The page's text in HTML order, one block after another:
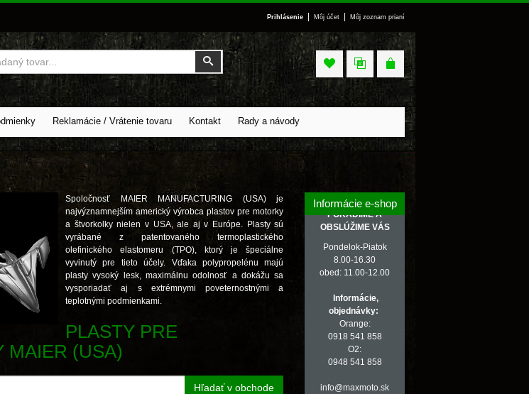
Prihlásenie Môj účet Môj zoznam prianí
Vyhľadať
Reklamácie / Vrátenie tovaru Kontakt Rady a návody
Spoločnosť MAIER MANUFACTURING (USA) je
najvýznamnejším americký výrobca plastov pre motorky
a štvorkolky nielen v USA, ale aj v Európe. Plasty sú
vyrábané z patentovaného termoplastického
olefinického elastomeru (TPO), ktorý je špeciálne
vyvinutý pre tieto účely. Vďaka polypropelénu majú
plasty vysoký lesk, maximálnu odolnosť a dokážu sa
vysporiadať aj s extrémnymi poveternostnými a
teplotnými podmienkami.
PLASTY PRE
MAIER (USA)
Hľadať v obchode
Informácie e-shop
PORADÍME A
OBSLÚŽIME VÁS
Pondelok-Piatok
8.00-16.30
obed: 11.00-12.00
Informácie,
objednávky:
Orange:
0918 541 858
O2:
0948 541 858
info@maxmoto.sk